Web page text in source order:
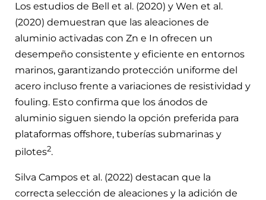
Los estudios de Bell et al. (2020) y Wen et al.
(2020) demuestran que las aleaciones de
aluminio activadas con Zn e In ofrecen un
desempeño consistente y eficiente en entornos
marinos, garantizando protección uniforme del
acero incluso frente a variaciones de resistividad y
fouling. Esto confirma que los ánodos de
aluminio siguen siendo la opción preferida para
plataformas offshore, tuberías submarinas y
pilotes2.
Silva Campos et al. (2022) destacan que la
correcta selección de aleaciones y la adición de